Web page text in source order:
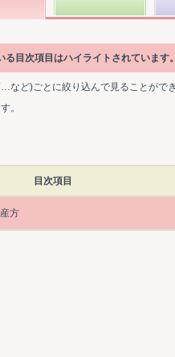
目次項目はハイライトされています
など)ごとに絞り込んで見ることがで
。
目次項目
方